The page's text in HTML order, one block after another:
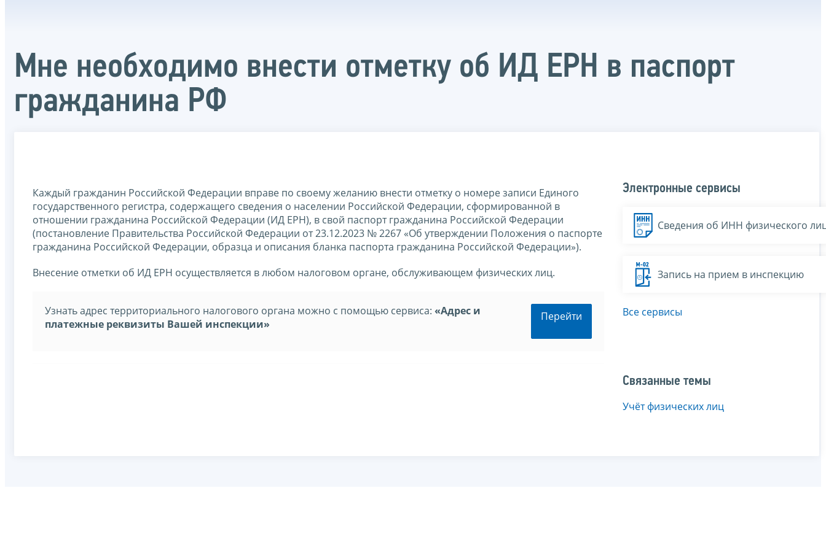
Мне необходимо внести отметку об ИД ЕРН в паспорт
гражданина РФ
Каждый гражданин Российской Федерации вправе по своему желанию внести отметку о номере записи Единого
государственного регистра, содержащего сведения о населении Российской Федерации, сформированной в
отношении гражданина Российской Федерации (ИД ЕРН), в свой паспорт гражданина Российской Федерации
(постановление Правительства Российской Федерации от 23.12.2023 № 2267 «Об утверждении Положения о паспорте
гражданина Российской Федерации, образца и описания бланка паспорта гражданина Российской Федерации»).
Внесение отметки об ИД ЕРН осуществляется в любом налоговом органе, обслуживающем физических лиц.
Перейти
Узнать адрес территориального налогового органа можно с помощью сервиса: «Адрес и
платежные реквизиты Вашей инспекции»
Электронные сервисы
Сведения об ИНН физического
Запись на прием в инспекцию
Все сервисы
Связанные темы
Учёт физических лиц